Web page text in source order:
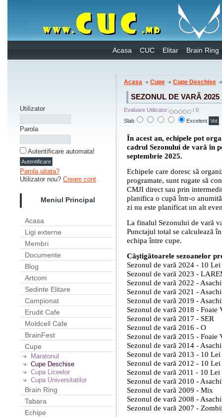
Acasa CUC Elitar Brain Ring
Utilizator
Parola
Autentificare automata!
Parola uitata?
Utilizator nou? Creare cont
Meniul Principal
Acasa
Ligi externe
Membri
Documente
Blog
Artcom
Sedinte Elitare
Campionat
Erudit Cafe
Moldcell Cafe
BrainFest
Cupe
Maratonul
Cupe Deschise
Cupa Liceelor
Cupa Universitatilor
Brain Ring
Tabara
Echipe
Acasa Cupe Cupe Deschise
SEZONUL DE VARĂ 2025
Evaluare Utilizator:
/ 0
Slab
Excelent
În acest an, echipele pot
cadrul Sezonului de vară în
septembrie 2025.
Echipele care doresc să
programate, sunt rugate să
CMJI direct sau prin
planifica o cupă într-o
zi nu este planificat un alt
La finalul Sezonului de vară
Punctajul total se calculează
echipa între cupe.
Câştigătoarele sezoanelor
Sezonul de vară 2024 - 10 Lei
Sezonul de vară 2023 -
Sezonul de vară 2022 - Asachi
Sezonul de vară 2021 - Asachi
Sezonul de vară 2019 - Asachi
Sezonul de vară 2018 - Foaie
Sezonul de vară 2017 - SER
Sezonul de vară 2016 - O
Sezonul de vară 2015 - Foaie
Sezonul de vară 2014 - Asachi
Sezonul de vară 2013 - 10 Lei
Sezonul de vară 2012 - 10 Lei
Sezonul de vară 2011 - 10 Lei
Sezonul de vară 2010 - Asachi
Sezonul de vară 2009 - Mix
Sezonul de vară 2008 - Asachi
Sezonul de vară 2007 -